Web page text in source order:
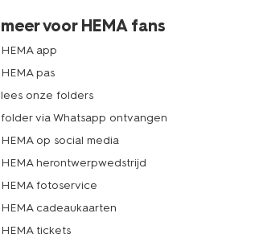
meer voor HEMA fans
HEMA app
HEMA pas
lees onze folders
folder via Whatsapp ontvangen
HEMA op social media
HEMA herontwerpwedstrijd
HEMA fotoservice
HEMA cadeaukaarten
HEMA tickets